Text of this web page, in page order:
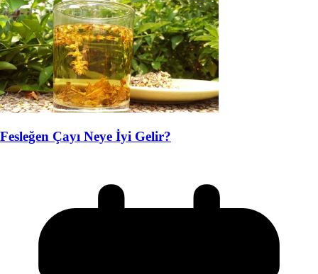
Fesleğen Çayı Neye İyi Gelir?